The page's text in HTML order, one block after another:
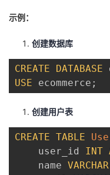
示例：
创建数据库
CREATE DATABASE
USE ecommerce ;
创建用户表
CREATE TABLE
    user_id
INT
    name
VARCHAR